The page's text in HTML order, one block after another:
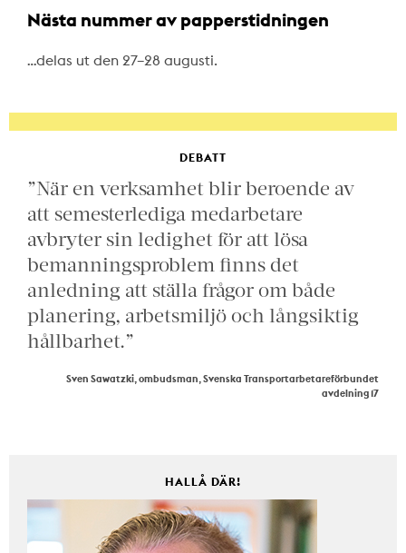
Nästa nummer av papperstidningen
…delas ut den 27–28 augusti.
DEBATT
”När en verksamhet blir beroende av
att semesterlediga medarbetare
avbryter sin ledighet för att lösa
bemanningsproblem finns det
anledning att ställa frågor om både
planering, arbetsmiljö och långsiktig
hållbarhet.”
Sven Sawatzki, ombudsman, Svenska Transportarbetareförbundet
avdelning 17
HALLÅ DÄR!